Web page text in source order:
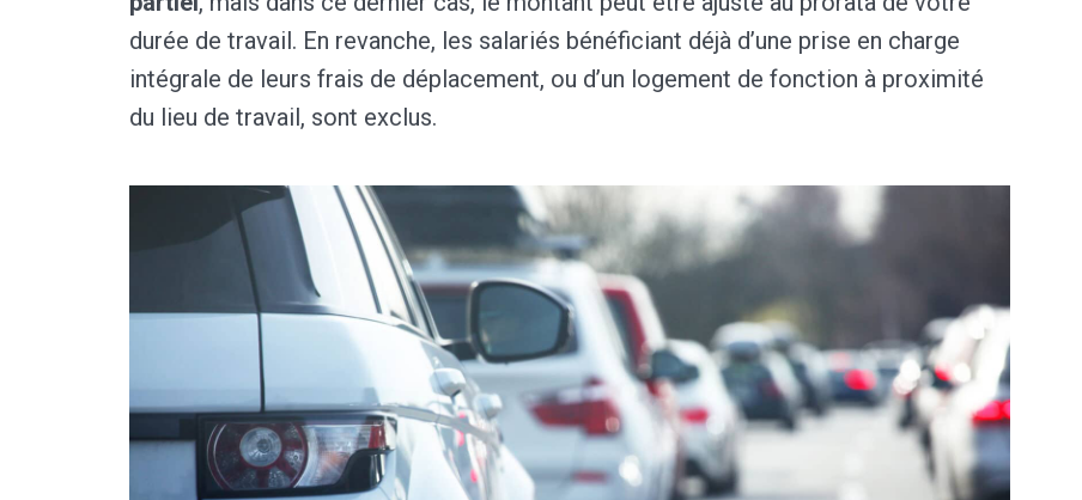
durée de travail. En revanche, les salariés bénéficiant déjà d’une prise en charge
intégrale de leurs frais de déplacement, ou d’un logement de fonction à proximité
du lieu de travail, sont exclus.